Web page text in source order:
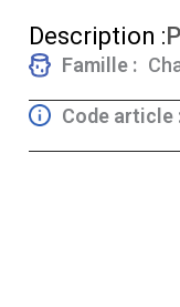
Description :
Famille :
Code article